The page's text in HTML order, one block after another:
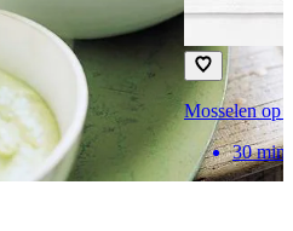
Mosselen op
30min